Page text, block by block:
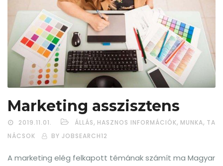
Marketing asszisztens
2019.11.01. ÁLLÁS, HASZNOS INFORMÁCIÓK, MUNKA, TA
NÁCSOK
BY JOBSEARCH12
A marketing elég felkapott témának számít ma Magyar